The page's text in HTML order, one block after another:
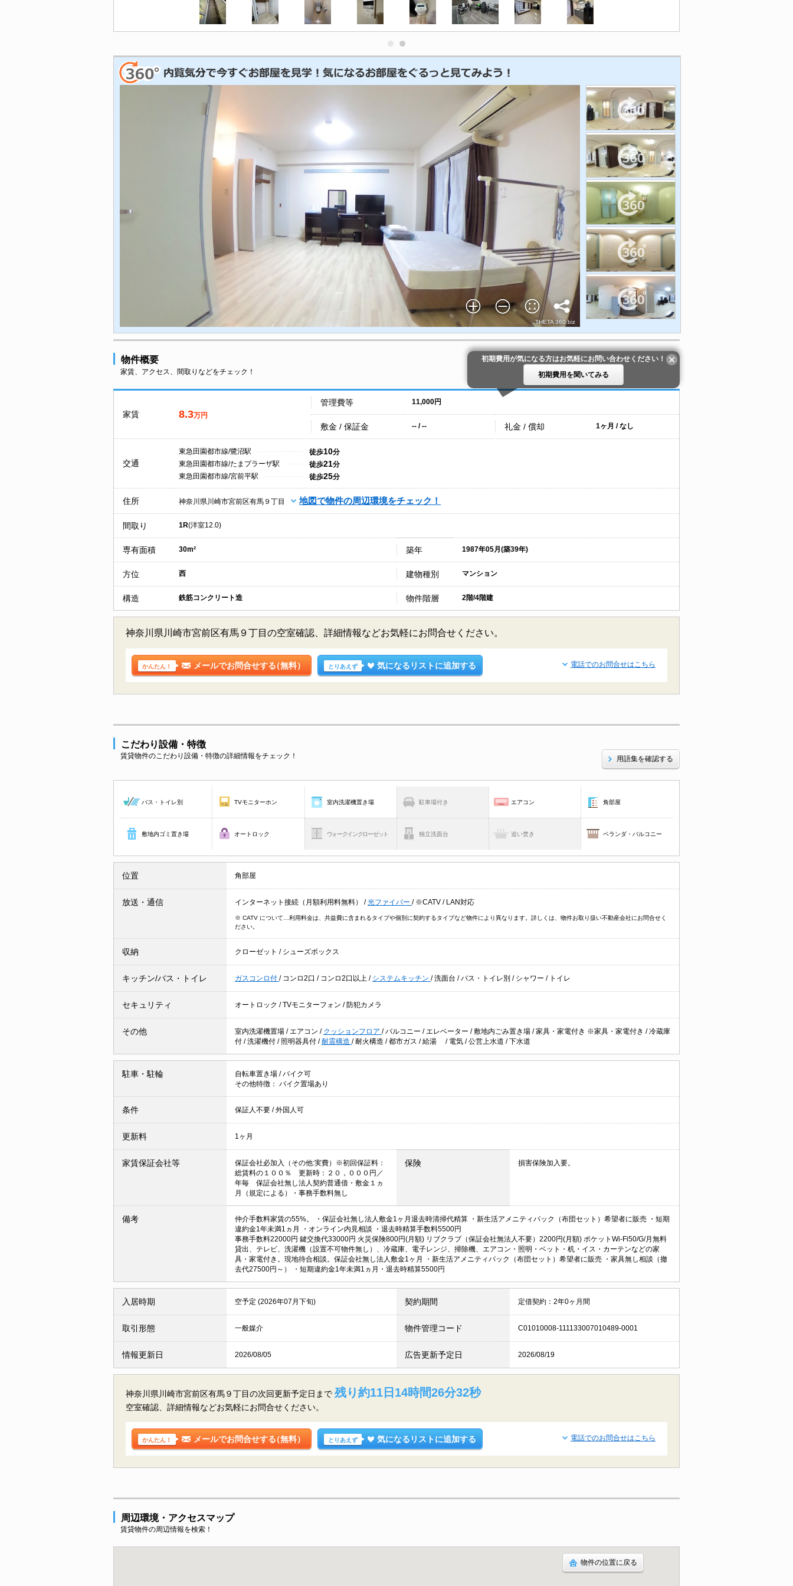
物件概要
家賃、アクセス、間取りなどをチェック！
初期費用が気になる方はお気軽にお問い合わせください！
初期費用を聞いてみる
家賃 8.3万円
管理費等 11,000円
敷金 / 保証金 -- / -- 礼金 / 償却 1ヶ月 / なし
交通
東急田園都市線/鷺沼駅 徒歩10分
東急田園都市線/たまプラーザ駅
徒歩21分
東急田園都市線/宮前平駅
徒歩25分
住所 神奈川県川崎市宮前区有馬９丁目 地図で物件の周辺環境をチェック！
間取り 1R(洋室12.0)
専有面積 30m² 築年 1987年05月(築39年)
方位 西 建物種別 マンション
構造 鉄筋コンクリート造 物件階層 2階/4階建
神奈川県川崎市宮前区有馬９丁目の空室確認、詳細情報などお気軽にお問合せください。
かんたん！ メールでお問合せする（無料） とりあえず 気になるリストに追加する 電話でのお問合せはこちら
こだわり設備・特徴
賃貸物件のこだわり設備・特徴の詳細情報をチェック！ 用語集を確認する
バス・トイレ別 TVモニターホン 室内洗濯機置き場 駐車場付き エアコン 角部屋
敷地内ゴミ置き場 オートロック ウォークインクローゼット 独立洗面台 追い焚き ベランダ・バルコニー
位置 角部屋
放送・通信 インターネット接続（月額利用料無料） /光ファイバー / ※CATV / LAN対応
※ CATV について…利用料金は、共益費に含まれるタイプや個別に契約するタイプなど物件により異なります。詳しくは、物件お取り扱い不動産会社にお問合せく
ださい。
収納 クローゼット / シューズボックス
キッチン/バス・トイレ ガスコンロ付 / コンロ2口 / コンロ2口以上 / システムキッチン /洗面台 /バス・トイレ別 / シャワー / トイレ
セキュリティ オートロック /TVモニターフォン / 防犯カメラ
その他 室内洗濯機置場 / エアコン / クッションフロア /バルコニー / エレベーター /敷地内ごみ置き場 /家具・家電付き ※家具・家電付き /冷蔵庫
付 /洗濯機付 / 照明器具付 /耐震構造 /耐火構造 /都市ガス /給湯 / 電気 /公営上水道 /下水道
駐車・駐輪 自転車置き場 /バイク可
その他特徴： バイク置場あり
条件 保証人不要 /外国人可
更新料 1ヶ月
家賃保証会社等
保証会社必加入（その他:実費）※初回保証料：
総賃料の１００％ 更新時：２０，０００円／
年毎 保証会社無し法人契約普通借・敷金１ヵ
月（規定による）・事務手数料無し
保険 損害保険加入要。
備考 仲介手数料家賃の55%。
・保証会社無し法人敷金1ヶ月退去時清掃代精算 ・新生活アメニティパック（布団セット）希望者に販売 ・短期
違約金1年未満1ヵ月 ・オンライン内見相談 ・退去時精算手数料5500円
事務手数料22000円 鍵交換代33000円 火災保険800円(月額) リブクラブ（保証会社無法人不要）2200円(月額) ポケットWi-Fi50/G/月無料
貸出、テレビ、洗濯機（設置不可物件無し）、冷蔵庫、電子レンジ、掃除機、エアコン・照明・ベット・机・イス・カーテンなどの家
具・家電付き。現地待合相談。保証会社無し法人敷金1ヶ月 ・新生活アメニティパック（布団セット）希望者に販売 ・家具無し相談（撤
去代27500円～） ・短期違約金1年未満1ヵ月・退去時精算5500円
入居時期 空予定 (2026年07月下旬) 契約期間 定借契約：2年0ヶ月間
取引形態 一般媒介 物件管理コード C01010008-111133007010489-0001
情報更新日 2026/08/05 広告更新予定日 2026/08/19
神奈川県川崎市宮前区有馬９丁目の次回更新予定日まで 残り約11日14時間26分30秒
空室確認、詳細情報などお気軽にお問合せください。
かんたん！ メールでお問合せする（無料） とりあえず 気になるリストに追加する 電話でのお問合せはこちら
周辺環境・アクセスマップ
賃貸物件の周辺情報を検索！
物件の位置に戻る